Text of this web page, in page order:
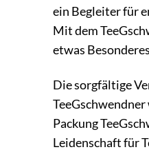
ein Begleiter für
Mit dem
etwas
Die sorgfältige
Packung
Leidenschaft für